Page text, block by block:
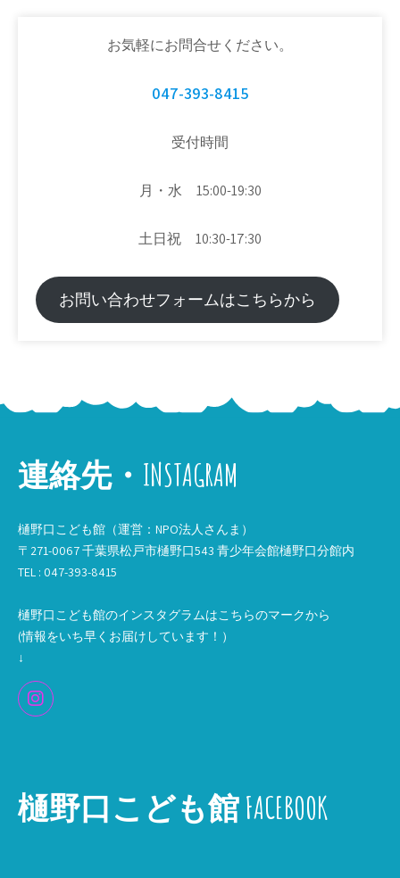
お気軽にお問合せください。
047-393-8415
受付時間
月・水 15:00-19:30
土日祝 10:30-17:30
お問い合わせフォームはこちらから
連絡先・INSTAGRAM
樋野口こども館（運営：NPO法人さんま）
〒271-0067 千葉県松戸市樋野口543 青少年会館樋野口分館内
TEL : 047-393-8415
樋野口こども館のインスタグラムはこちらのマークから
(情報をいち早くお届けしています！）
↓
樋野口こども館 FACEBOOK